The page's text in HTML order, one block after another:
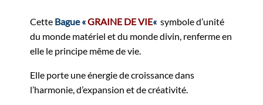
Cette Bague «GRAINE DE VIE« symbole d’unité
du monde matériel et du monde divin, renferme en
elle le principe même de vie.
Elle porte une énergie de croissance dans
l’harmonie, d’expansion et de créativité.